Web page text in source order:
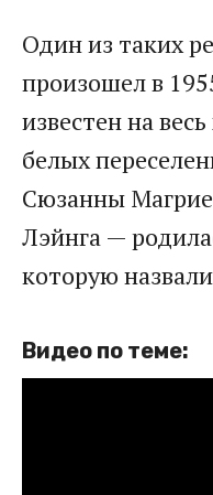
Один из таких
произошел в
известен на
белых
Сюзанны
Лэйнга —
которую
Видео по теме: